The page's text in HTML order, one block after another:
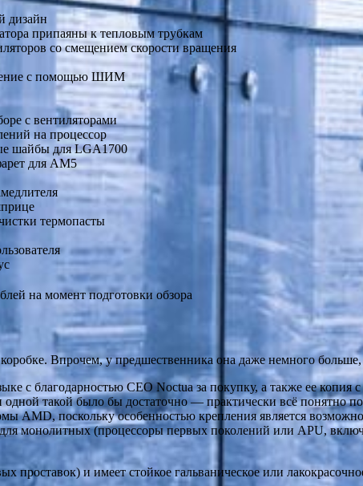
дизайн
припаяны к тепловым трубкам
со смещением скорости вращения
с помощью ШИМ
с вентиляторами
на процессор
шайбы для LGA1700
для AM5
термопасты
на момент подготовки обзора
Впрочем, у предшественника она даже немного
с благодарностью CEO Noctua за покупку, а также ее
такой было бы достаточно — практически всё понятно
AMD, поскольку особенностью крепления является
монолитных (процессоры первых поколений или APU,
проставок) и имеет стойкое гальваническое или